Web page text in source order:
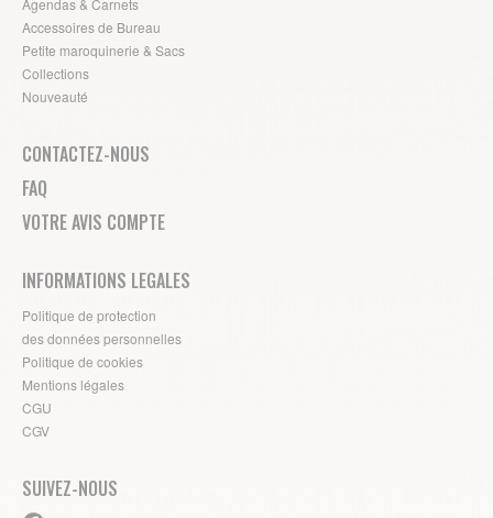
Accessoires de Bureau
Petite maroquinerie & Sacs
Collections
Nouveauté
CONTACTEZ-NOUS
FAQ
VOTRE AVIS COMPTE
INFORMATIONS LEGALES
Politique de protection
des données personnelles
Politique de cookies
Mentions légales
CGU
CGV
SUIVEZ-NOUS